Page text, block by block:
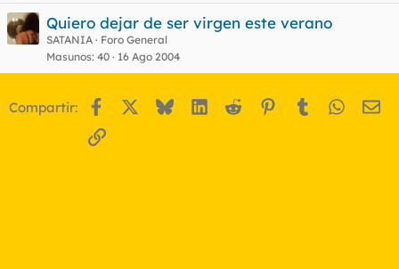
Quiero dejar de ser virgen este verano
SATANIA
Foro General
Masunos 40 16 Ago 2004
Compartir: Facebook BlueskyLinkedIn
Reddit Pinterest
Tumblr
Enlace